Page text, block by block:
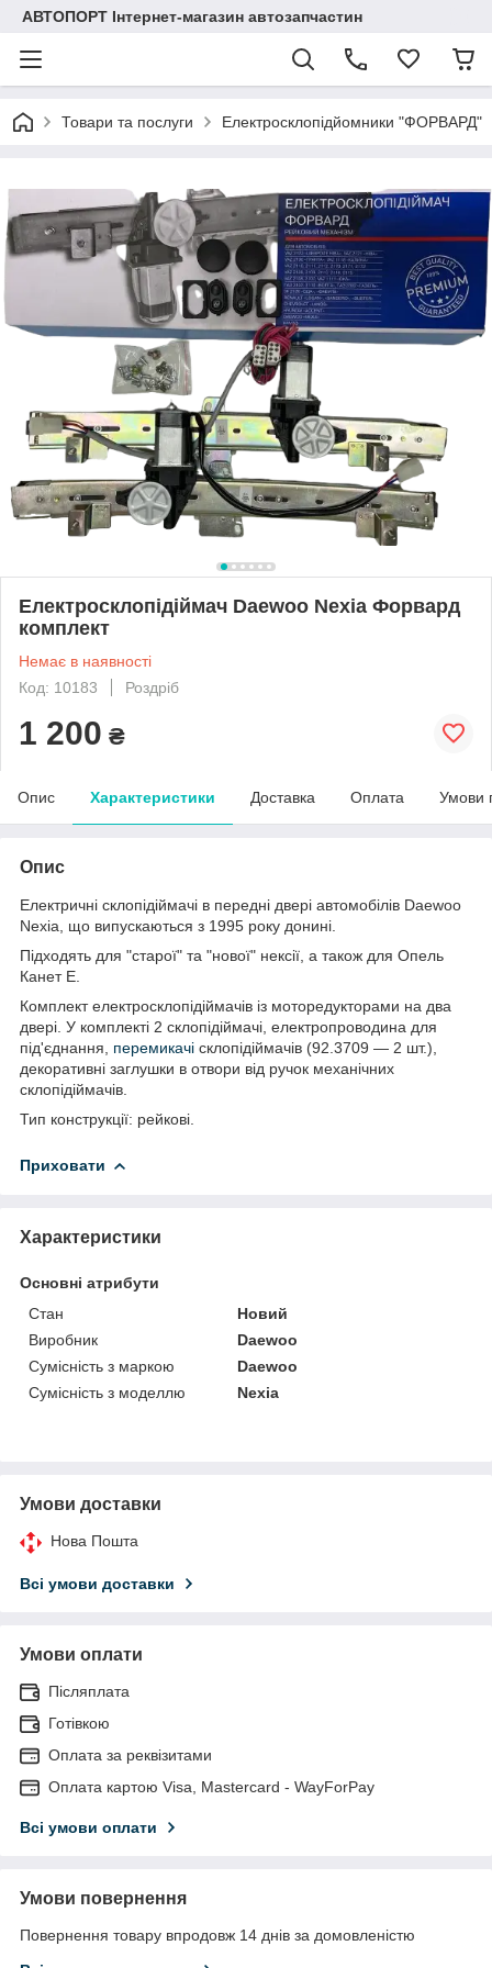
АВТОПОРТ Інтернет-магазин автозапчастин
Товари та послуги Електросклопідйомники "ФОРВАРД"
Електросклопідіймач Daewoo Nexia Форвард
комплект
Немає в наявності
Код: 10183
Роздріб
1 200 ₴
Опис Характеристики Доставка Оплата Умови
Опис
Електричні склопідіймачі в передні двері автомобілів Daewoo
Nexia, що випускаються з 1995 року донині.
Підходять для "старої" та "нової" нексії, а також для Опель
Канет Е.
Комплект електросклопідіймачів із моторедукторами на два
двері. У комплекті 2 склопідіймачі, електропроводина для
під'єднання, перемикачі склопідіймачів (92.3709 — 2 шт.),
декоративні заглушки в отвори від ручок механічних
склопідіймачів.
Тип конструкції: рейкові.
Приховати
Характеристики
Основні атрибути
Стан
Новий
Виробник
Daewoo
Сумісність з маркою
Daewoo
Сумісність з моделлю
Nexia
Умови доставки
Нова Пошта
Всі умови доставки
Умови оплати
Післяплата
Готівкою
Оплата за реквізитами
Оплата картою Visa, Mastercard - WayForPay
Всі умови оплати
Умови повернення
Повернення товару впродовж 14 днів за домовленістю